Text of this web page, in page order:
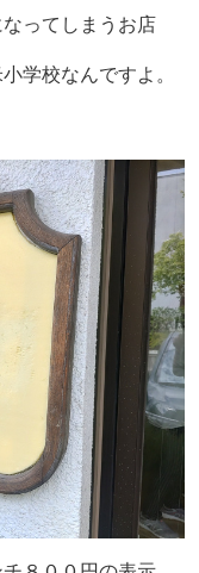
ってしまうお店
学校なんですよ。